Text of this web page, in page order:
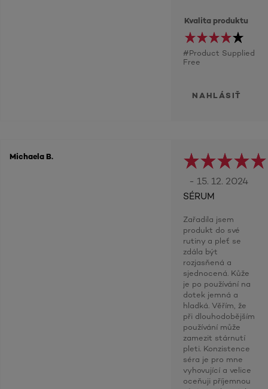
Kvalita produktu
#Product Supplied
Free
NAHLÁSIŤ
Michaela B.
- 15. 12. 2024
SÉRUM
Zařadila jsem
produkt do své
rutiny a pleť se
zdála být
rozjasňená a
sjednocená. Kůže
je po používání na
dotek jemná a
hladká. Věřím, že
při dlouhodobějším
používání může
zamezit stárnutí
pleti. Konzistence
séra je pro mne
vyhovující a velice
oceňuji příjemnou